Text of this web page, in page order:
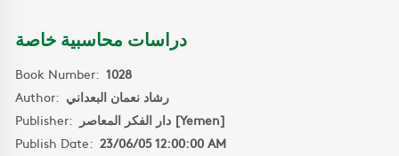
دراسات محاسبية خاصة
Book Number: 1028
Author: رشاد نعمان البعداني
Publisher:
دار الفكر المعاصر [Yemen]
Publish Date: 23/06/05 12:00:00 AM